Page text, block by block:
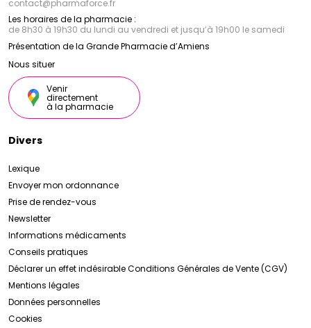
contact@pharmaforce.fr
Les horaires de la pharmacie :
de 8h30 à 19h30 du lundi au vendredi et jusqu’à 19h00 le samedi
Présentation de la Grande Pharmacie d’Amiens
Nous situer
Venir
directement
à la pharmacie
Divers
Lexique
Envoyer mon ordonnance
Prise de rendez-vous
Newsletter
Informations médicaments
Conseils pratiques
Déclarer un effet indésirableConditions Générales de Vente (CGV)
Mentions légales
Données personnelles
Cookies